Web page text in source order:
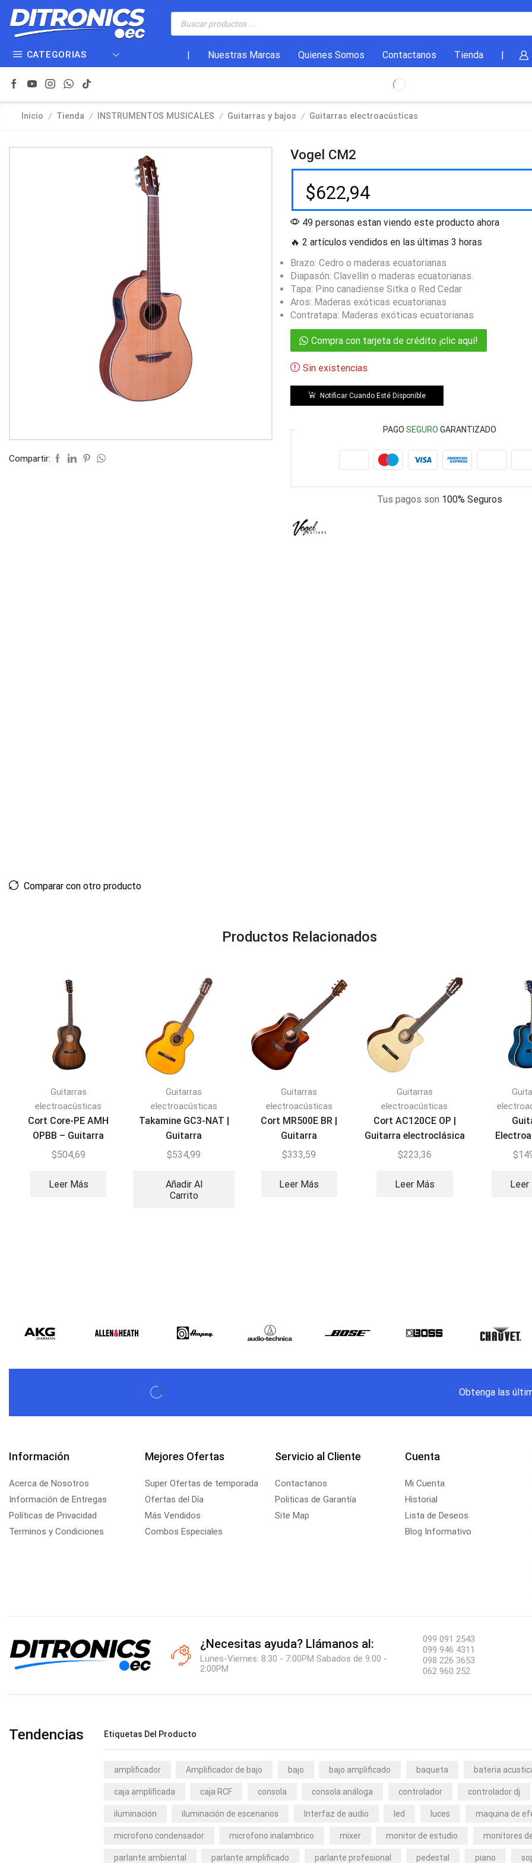
CATEGORIAS Nuestras Marcas Quienes Somos Contactanos Tienda
Inicio / Tienda / INSTRUMENTOS MUSICALES / Guitarras y bajos / Guitarras electroacústicas
Compartir:
Vogel CM2
$622,94
49 personas estan viendo este producto ahora
🔥 2 artículos vendidos en las últimas 3 horas
Brazo: Cedro o maderas ecuatorianas
Diapasón: Clavellin o maderas ecuatorianas.
Tapa: Pino canadiense Sitka o Red Cedar
Aros: Maderas exóticas ecuatorianas
Contratapa: Maderas exóticas ecuatorianas
Compra con tarjeta de crédito ¡clic aquí!
Sin existencias
Notificar Cuando Esté Disponible
PAGOSEGURO GARANTIZADO
Tus pagos son 100% Seguros
Comparar con otro producto
Productos Relacionados
Guitarras
electroacústicas
Cort Core-PE AMH
OPBB – Guitarra
Electroacústica
$504,69
Leer Más
Guitarras
electroacústicas
Takamine GC3-NAT |
Guitarra
Electroacústica
$534,99
Añadir Al
Carrito
Guitarras
electroacústicas
Cort MR500E BR |
Guitarra
electroacústica
$333,59
Leer Más
Guitarras
electroacústicas
Cort AC120CE OP |
Guitarra electroclásica
$223,36
Leer Más
Smiger
$
Leer
Obtenga las
Información
Acerca de Nosotros
Información de Entregas
Políticas de Privacidad
Terminos y Condiciones
Mejores Ofertas
Super Ofertas de temporada
Ofertas del Día
Más Vendidos
Combos Especiales
Servicio al Cliente
Contactanos
Politicas de Garantía
Site Map
Cuenta
Mi Cuenta
Historial
Lista de Deseos
Blog Informativo
¿Necesitas ayuda? Llámanos al:
Lunes-Viernes: 8:30 - 7:00PM Sabados de 9:00 -
2:00PM
099 091 2543
099 946 4311
098 226 3653
062 960 252
Tendencias Etiquetas Del Producto
amplificador Amplificador de bajo bajo bajo amplificado baqueta bateria
caja amplificada caja RCF consola consola análoga controlador controlador dj
iluminación iluminación de escenarios Interfaz de audio led luces maquina de
microfono condensador microfono inalambrico mixer monitor de estudio monitores
parlante ambiental parlante amplificado parlante profesional pedestal piano